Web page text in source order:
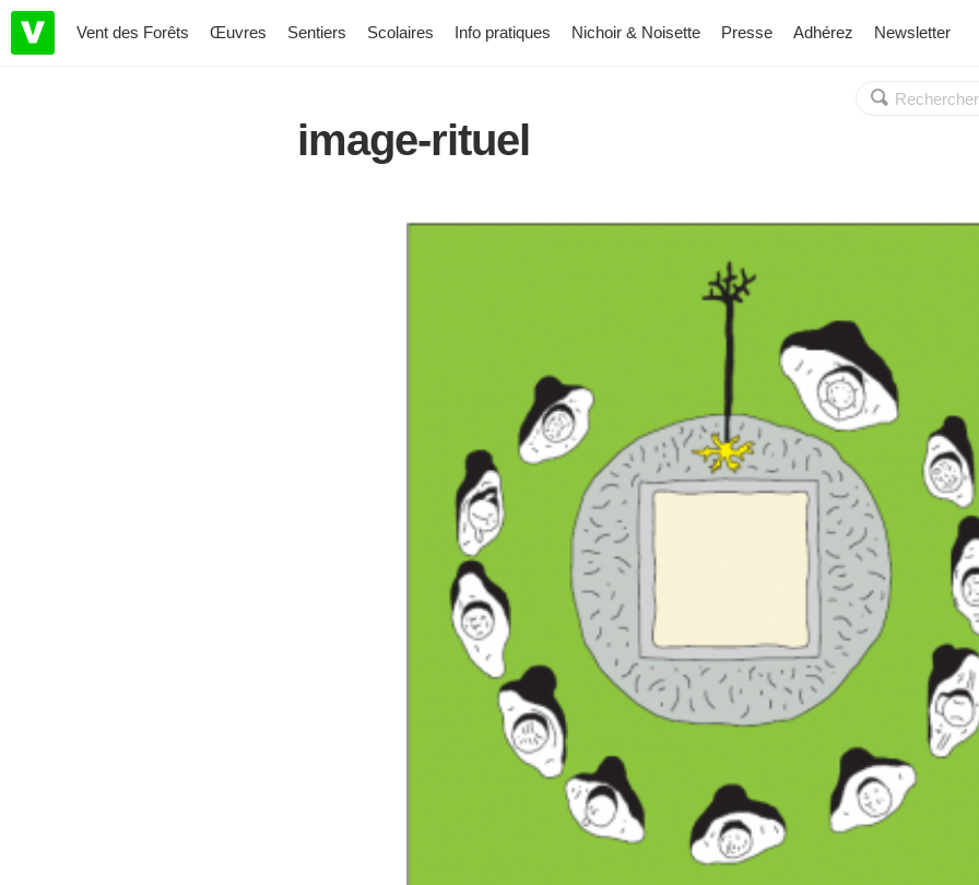
Vent des Forêts Œuvres Sentiers Scolaires Info pratiques Nichoir & Noisette Presse Adhérez Newsletter
Rechercher :
OK
image-rituel